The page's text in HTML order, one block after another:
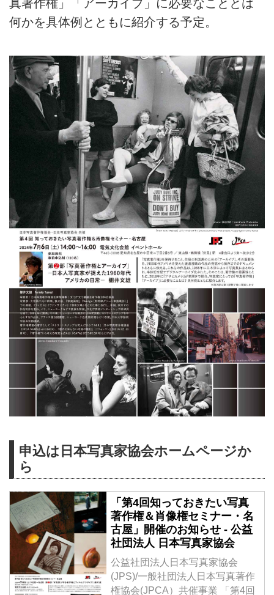
真著作権」「アーカイブ」に必要なこととは
何かを具体例とともに紹介する予定。
申込は日本写真家協会ホームページか
ら
「第4回知っておきたい写真
著作権＆肖像権セミナー・名
古屋」開催のお知らせ - 公益
社団法人 日本写真家協会
公益社団法人日本写真家協会
(JPS)/一般社団法人日本写真著作
権協会(JPCA）共催事業 「第4回